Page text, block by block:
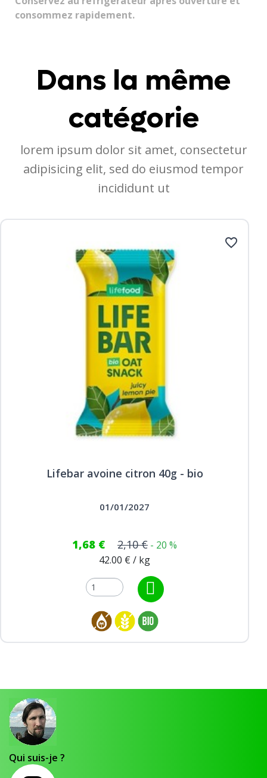
consommez rapidement.
Dans la même
catégorie
lorem ipsum dolor sit amet, consectetur
adipisicing elit, sed do eiusmod tempor
incididunt ut
Lifebar avoine citron 40g - bio
01/01/2027
1,68 € 2,10 € - 20 %
42.00 € / kg
favorite_border
Qui suis-je ?